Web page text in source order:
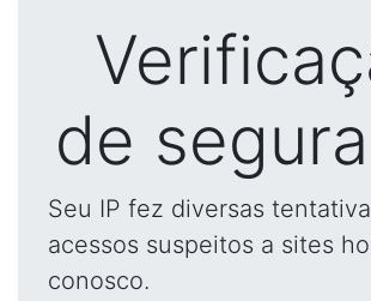
de
Seu IP fez diversas
acessos suspeitos a sites
conosco.